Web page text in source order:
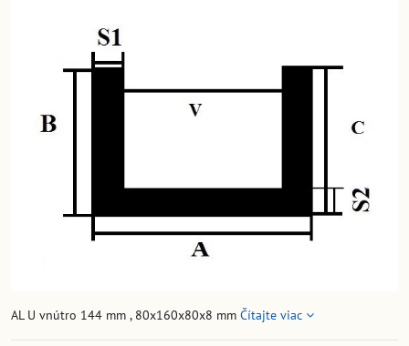
AL U vnútro 144 mm , 80x160x80x8 mm Čítajte viac